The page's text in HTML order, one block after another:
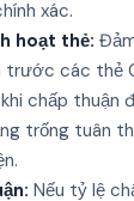
xác.
hoạt thẻ:
các thẻ
chấp thuận
trống tuân
Nếu tỷ lệ